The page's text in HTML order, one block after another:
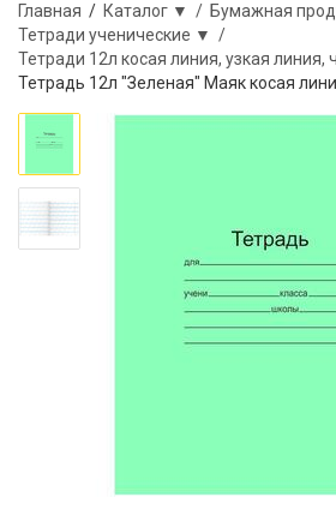
Главная / Каталог ▼ / Бумажная
Тетради ученические ▼ /
Тетради 12л косая линия, узкая линия,
Тетрадь 12л "Зеленая" Маяк косая